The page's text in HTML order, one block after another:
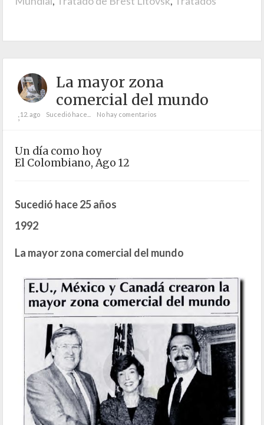
La mayor zona
comercial del mundo
;12. ago Sucedió hace... No hay comentarios
Un día como hoy
El Colombiano, Ago 12
Sucedió hace 25 años
1992
La mayor zona comercial del mundo